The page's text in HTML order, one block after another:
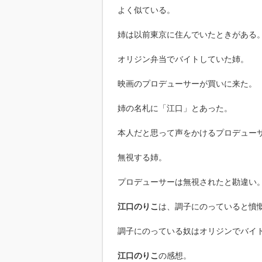
よく似ている。
姉は以前東京に住んでいたときがある。
オリジン弁当でバイトしていた姉。
映画のプロデューサーが買いに来た。
姉の名札に「江口」とあった。
本人だと思って声をかけるプロデュー
無視する姉。
プロデューサーは無視されたと勘違い。
江口のりこ は、調子にのっていると憤
調子にのっている奴はオリジンでバイ
江口のりこの感想。